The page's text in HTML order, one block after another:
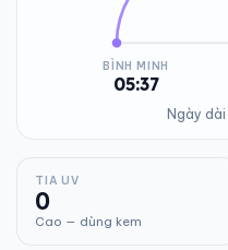
BÌNH MINH
05:37
Ngày dài
TIA UV
0
Cao — dùng kem